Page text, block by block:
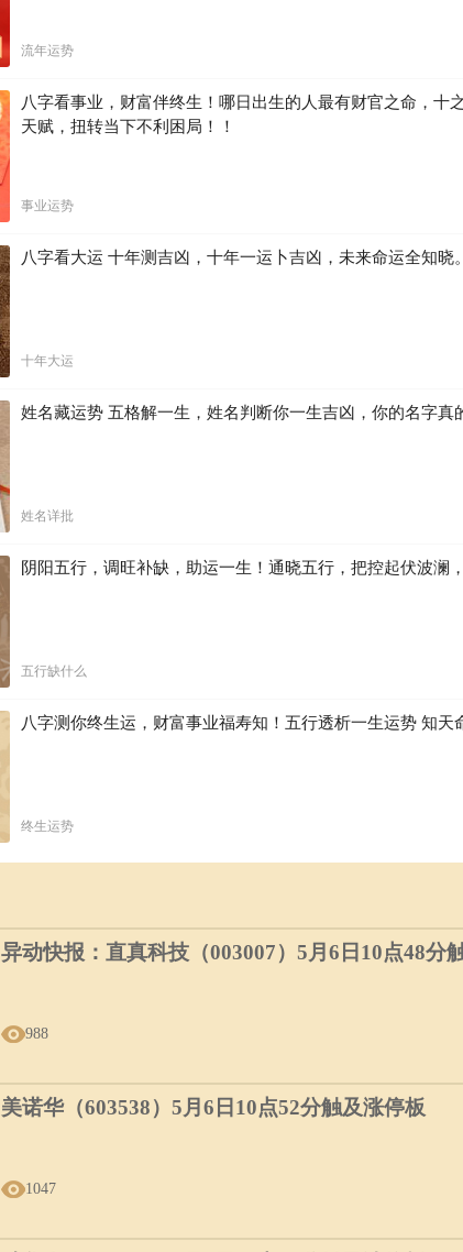
流年运势
八字看事业，财富伴终生！哪日出生的人最有财官之命，十
天赋，扭转当下不利困局！！
事业运势
八字看大运 十年测吉凶，十年一运卜吉凶，未来命运全知晓。
十年大运
姓名藏运势 五格解一生，姓名判断你一生吉凶，你的名字真
姓名详批
阴阳五行，调旺补缺，助运一生！通晓五行，把控起伏波澜
五行缺什么
八字测你终生运，财富事业福寿知！五行透析一生运势 知天
终生运势
异动快报：直真科技（003007）5月6日10点48分
988
美诺华（603538）5月6日10点52分触及涨停板
1047